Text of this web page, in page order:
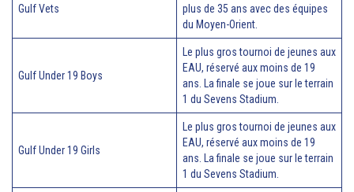
Gulf Vets
plus de 35 ans avec des équipes
du Moyen-Orient.
Gulf Under 19 Boys
Le plus gros tournoi de jeunes aux
EAU, réservé aux moins de 19
ans. La finale se joue sur le terrain
1 du Sevens Stadium.
Gulf Under 19 Girls
Le plus gros tournoi de jeunes aux
EAU, réservé aux moins de 19
ans. La finale se joue sur le terrain
1 du Sevens Stadium.